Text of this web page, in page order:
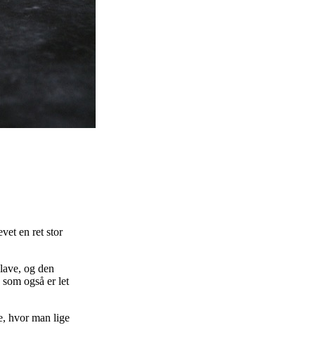
en ret stor
og den
også er let
hvor man lige